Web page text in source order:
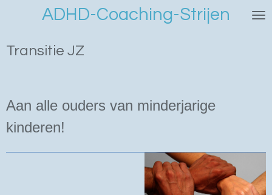
de
ADHD-Coaching-Strijen
Transitie JZ
Aan alle ouders van minderjarige
kinderen!